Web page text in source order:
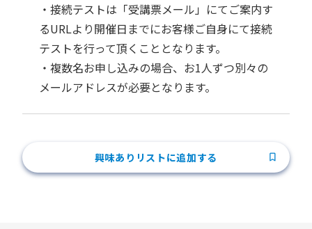
・接続テストは「受講票メール」にてご案内す
るURLより開催日までにお客様ご自身にて接続
テストを行って頂くこととなります。
・複数名お申し込みの場合、お1人ずつ別々の
メールアドレスが必要となります。
興味ありリストに追加する